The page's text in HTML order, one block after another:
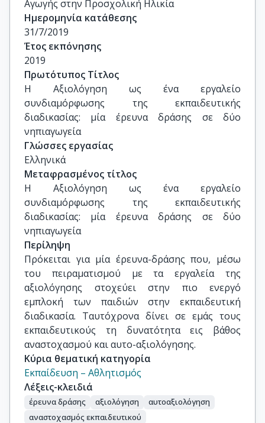
Αγωγής στην Προσχολική Ηλικία
Ημερομηνία κατάθεσης
31/7/2019
Έτος εκπόνησης
2019
Πρωτότυπος Τίτλος
Η Αξιολόγηση ως ένα εργαλείο
συνδιαμόρφωσης της εκπαιδευτικής
διαδικασίας: μία έρευνα δράσης σε δύο
νηπιαγωγεία
Γλώσσες εργασίας
Ελληνικά
Μεταφρασμένος τίτλος
Η Αξιολόγηση ως ένα εργαλείο
συνδιαμόρφωσης της εκπαιδευτικής
διαδικασίας: μία έρευνα δράσης σε δύο
νηπιαγωγεία
Περίληψη
Πρόκειται για μία έρευνα-δράσης που, μέσω
του πειραματισμού με τα εργαλεία της
αξιολόγησης στοχεύει στην πιο ενεργό
εμπλοκή των παιδιών στην εκπαιδευτική
διαδικασία. Ταυτόχρονα δίνει σε εμάς τους
εκπαιδευτικούς τη δυνατότητα εις βάθος
αναστοχασμού και αυτο-αξιολόγησης.
Κύρια θεματική κατηγορία
Εκπαίδευση – Αθλητισμός
Λέξεις-κλειδιά
έρευνα δράσης αξιολόγηση
αυτοαξιολόγηση
αναστοχασμός εκπαιδευτικού